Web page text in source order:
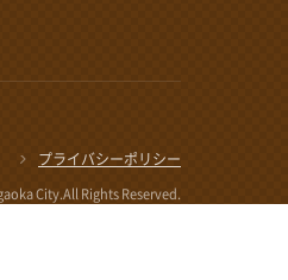
プライバシーポリシー
City.All Rights Reserved.